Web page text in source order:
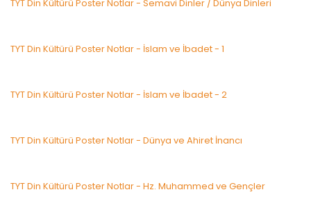
TYT Din Kültürü Poster Notlar - Semavi Dinler / Dünya Dinleri
TYT Din Kültürü Poster Notlar - İslam ve İbadet - 1
TYT Din Kültürü Poster Notlar - İslam ve İbadet - 2
TYT Din Kültürü Poster Notlar - Dünya ve Ahiret İnancı
TYT Din Kültürü Poster Notlar - Hz. Muhammed ve Gençler